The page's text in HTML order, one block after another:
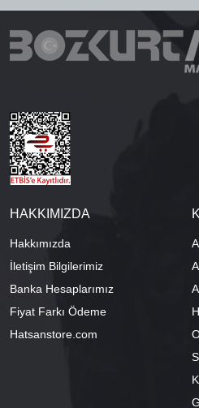
HAKKIMIZDA
Hakkımızda
İletişim Bilgilerimiz
Banka Hesaplarımız
Fiyat Farkı Ödeme
Hatsanstore.com